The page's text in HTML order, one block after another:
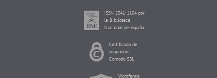
ISSN 2341-1104 por
la Biblioteca
Nacional de España
Certificado de
seguridad
Comodo SSL
Wordfence